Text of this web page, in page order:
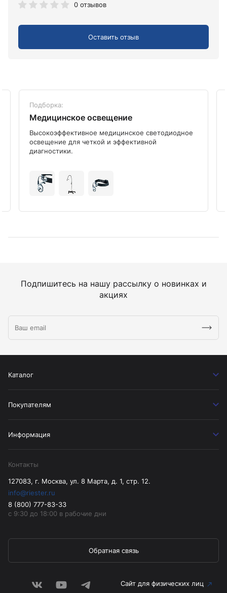
0 отзывов
Оставить отзыв
Подборка:
Медицинское освещение
Высокоэффективное медицинское светодиодное
освещение для четкой и эффективной
диагностики.
Подпишитесь на нашу рассылку о новинках и
акциях
Каталог
Покупателям
Информация
Контакты
127083, г. Москва, ул. 8 Марта, д. 1, стр. 12.
info@riester.ru
8 (800) 777-83-33
с 9:30 до 18:00 в рабочие дни
Обратная связь
Сайт для физических лиц